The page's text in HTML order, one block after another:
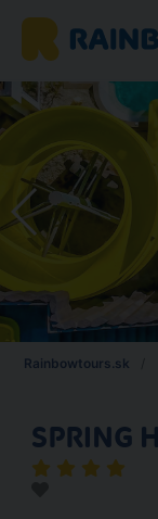
Rainbowtours.sk
SPRING